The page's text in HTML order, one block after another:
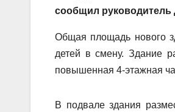
сообщил руководитель
Общая площадь нового
детей в смену. Здание
повышенная 4-этажная
В подвале здания